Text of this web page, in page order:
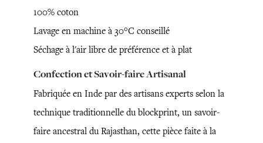
100% coton
Lavage en machine à 30°C conseillé
Séchage à l'air libre de préférence et à plat
Confection et Savoir-faire Artisanal
Fabriquée en Inde par des artisans experts selon la
technique traditionnelle du blockprint, un savoir-
faire ancestral du Rajasthan, cette pièce faite à la